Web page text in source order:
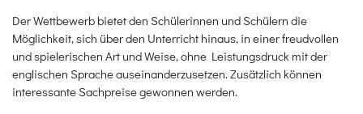
Der Wettbewerb bietet den Schülerinnen und Schülern die
Möglichkeit, sich über den Unterricht hinaus, in einer freudvollen
und spielerischen Art und Weise, ohne Leistungsdruck mit der
englischen Sprache auseinanderzusetzen. Zusätzlich können
interessante Sachpreise gewonnen werden.